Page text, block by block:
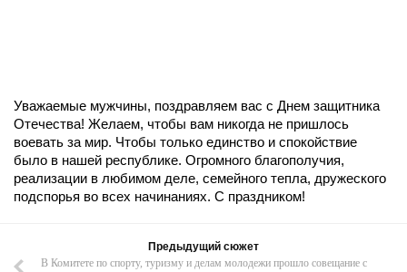
Уважаемые мужчины, поздравляем вас с Днем защитника
Отечества! Желаем, чтобы вам никогда не пришлось
воевать за мир. Чтобы только единство и спокойствие
было в нашей республике. Огромного благополучия,
реализации в любимом деле, семейного тепла, дружеского
подспорья во всех начинаниях. С праздником!
Предыдущий сюжет
В Комитете по спорту, туризму и делам молодежи прошло совещание с